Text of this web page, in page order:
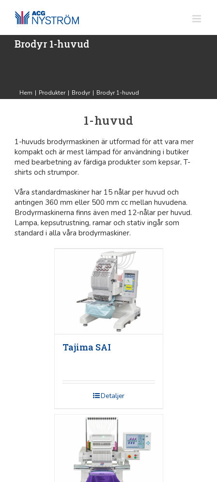
innehållet
Brodyr 1-huvud
Hem | Produkter | Brodyr | Brodyr 1-huvud
1-huvud
1-huvuds brodyrmaskinen är utformad för att vara mer
kompakt och är mest lämpad för användning i butiker
med bearbetning av färdiga produkter som kepsar, T-
shirts och strumpor.
Våra standardmaskiner har 15 nålar per huvud och
antingen 360 mm eller 500 mm cc mellan huvudena.
Brodyrmaskinerna finns även med 12-nålar per huvud.
Lampa, kepsutrustning, ramar och stativ ingår som
standard i alla våra brodyrmaskiner.
Tajima SAI
Detaljer